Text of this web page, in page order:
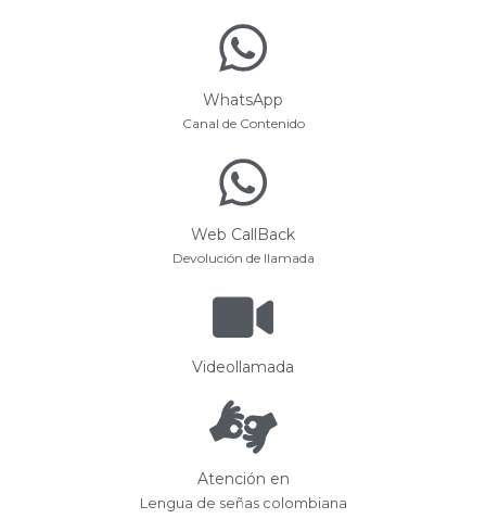
WhatsApp
Canal de Contenido
Web CallBack
Devolución de llamada
Videollamada
Atención en
Lengua de señas colombiana